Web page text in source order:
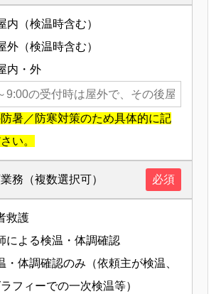
内（検温時含む）
外（検温時含む）
内・外
暑／防寒対策のため具体的に記
い。
務（複数選択可） 必須
救護
による検温・体調確認
・体調確認のみ（依頼主が検温、
フィーでの一次検温等）